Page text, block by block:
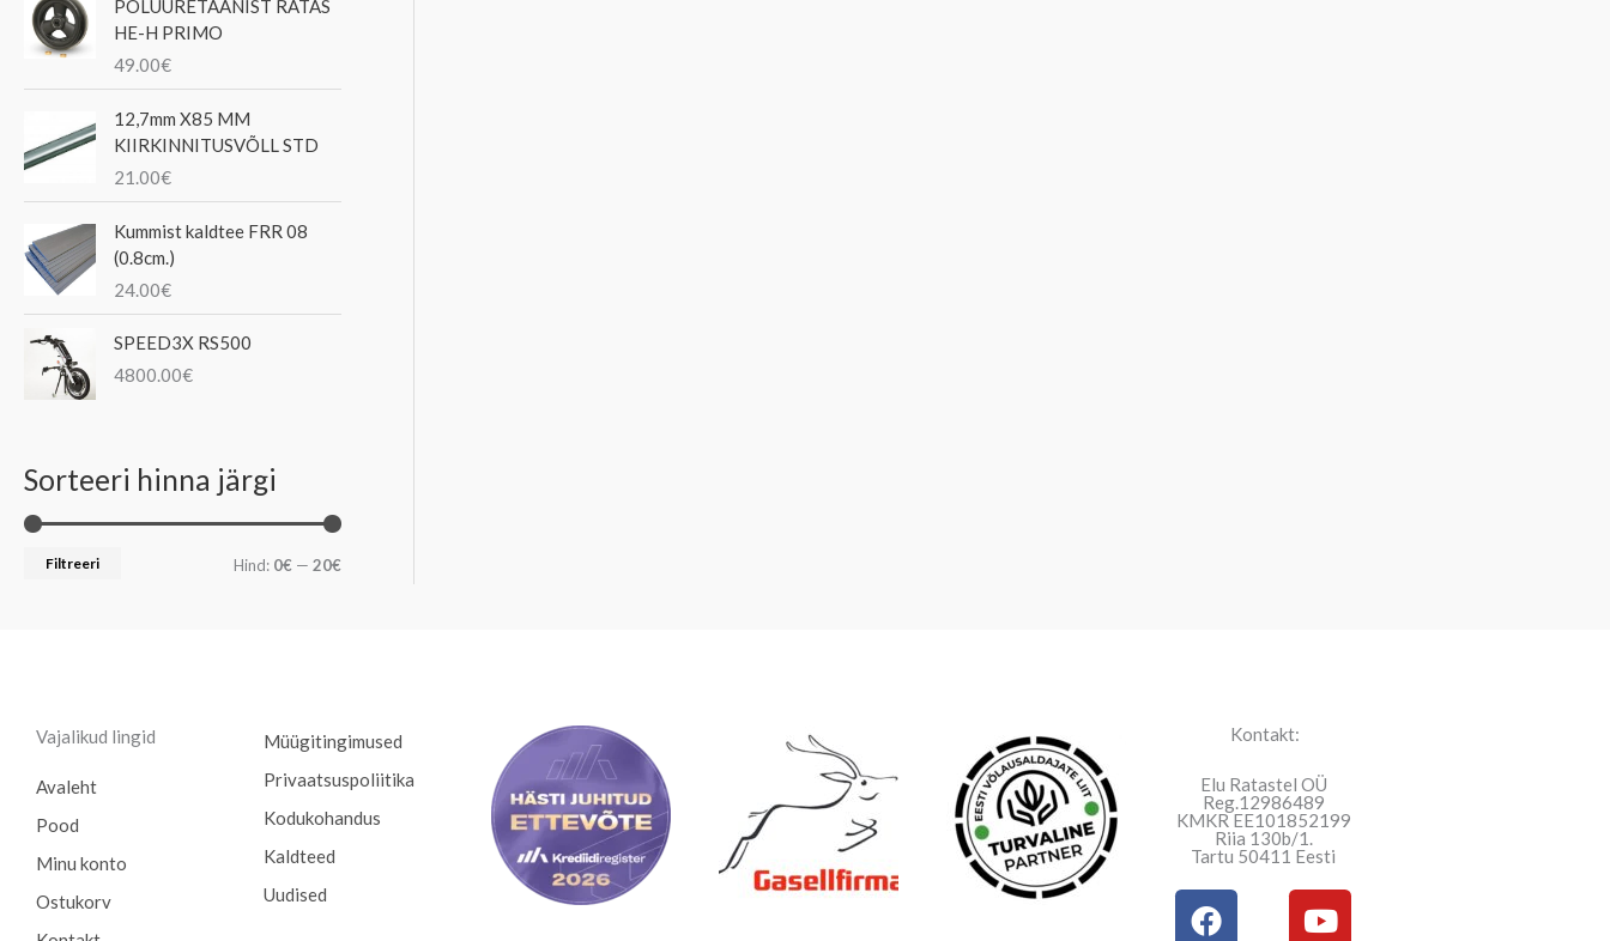
POLÜURETAANIST RATAS
HE-H PRIMO
49.00€
12,7mm X85 MM
KIIRKINNITUSVÕLL STD
21.00€
Kummist kaldtee FRR 08
(0.8cm.)
24.00€
SPEED3X RS500
4800.00€
Sorteeri hinna järgi
Filtreeri Hind: 0€ — 20€
Vajalikud lingid
Avaleht
Pood
Minu konto
Ostukorv
Müügitingimused
Privaatsuspoliitika
Kodukohandus
Kaldteed
Uudised
Kontakt:
Elu Ratastel OÜ
Reg.12986489
KMKR EE101852199
Riia 130b/1.
Tartu 50411 Eesti
F
Y